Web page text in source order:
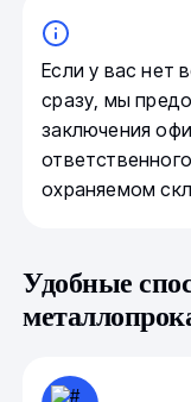
Если у вас нет
сразу, мы
заключения
охраняемом
Удобные